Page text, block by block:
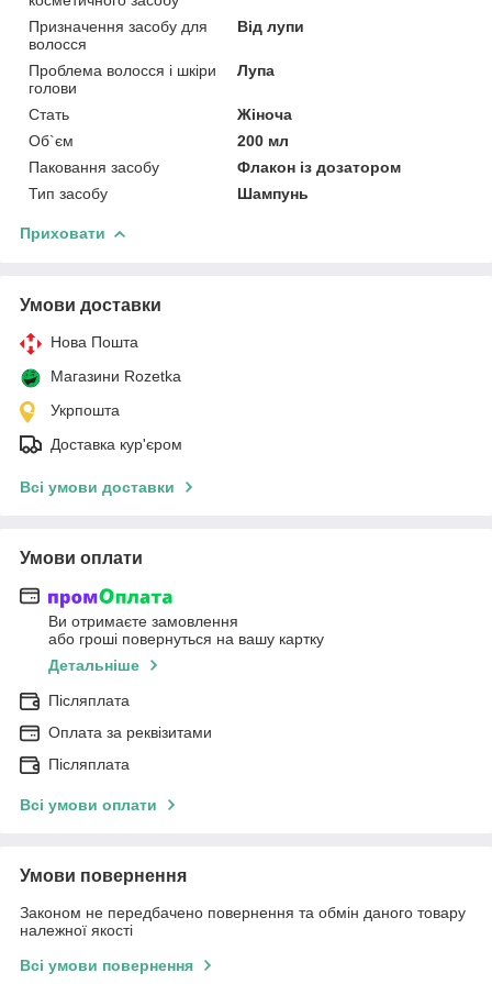
Призначення засобу для
волосся
Від лупи
Проблема волосся і шкіри
голови
Лупа
Стать
Жіноча
Об`єм
200 мл
Паковання засобу
Флакон із дозатором
Тип засобу
Шампунь
Приховати
Умови доставки
Нова Пошта
Магазини Rozetka
Укрпошта
Доставка кур'єром
Всі умови доставки
Умови оплати
Ви отримаєте замовлення
або гроші повернуться на вашу картку
Детальніше
Післяплата
Оплата за реквізитами
Післяплата
Всі умови оплати
Умови повернення
Законом не передбачено повернення та обмін даного товару
належної якості
Всі умови повернення